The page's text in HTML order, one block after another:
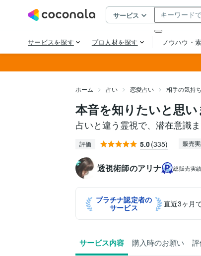
ホーム 占い 恋愛占い 相手の気持
本音を知りたいと思
占いと違う霊視で、潜在意識
評価 5.0(335) 販売
透視術師のアリナ 総販売実
プラチナ認定者の
サービス
直近3ヶ月
サービス内容 購入時のお願い